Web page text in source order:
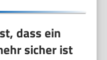
dass ein
sicher ist